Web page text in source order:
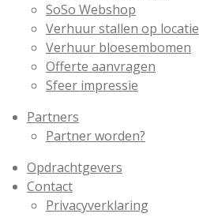
SoSo Webshop
Verhuur stallen op locatie
Verhuur bloesembomen
Offerte aanvragen
Sfeer impressie
Partners
Partner worden?
Opdrachtgevers
Contact
Privacyverklaring